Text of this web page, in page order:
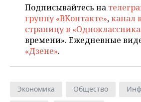
Подписывайтесь на
группу «ВКонтакте»,канал
страницу в
времени». Ежедневные
«Дзене».
Экономика Общество